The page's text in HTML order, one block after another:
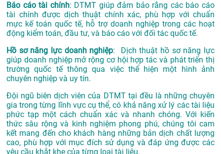
Báo cáo tài chính: DTMT giúp đảm bảo rằng các báo cáo
tài chính được dịch thuật chính xác, phù hợp với chuẩn
mực kế toán quốc tế, hỗ trợ doanh nghiệp trong các hoạt
động kiểm toán, đầu tư, và báo cáo với đối tác quốc tế.
Hồ sơ năng lực doanh nghiệp: Dịch thuật hồ sơ năng lực
giúp doanh nghiệp mở rộng cơ hội hợp tác và phát triển thị
trường quốc tế thông qua việc thể hiện một hình ảnh
chuyên nghiệp và uy tín.
Đội ngũ biên dịch viên của DTMT tại đều là những chuyên
gia trong từng lĩnh vực cụ thể, có khả năng xử lý các tài liệu
phức tạp một cách chuẩn xác và nhanh chóng. Với kiến
thức sâu rộng và kinh nghiệm phong phú, chúng tôi cam
kết mang đến cho khách hàng những bản dịch chất lượng
cao, phù hợp với mục đích sử dụng và đáp ứng được các
yêu cầu khắt khe của từng loại tài liệu.